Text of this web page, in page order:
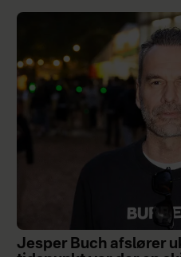
Jesper Buch afslører